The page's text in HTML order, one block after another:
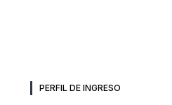
PERFIL DE INGRESO